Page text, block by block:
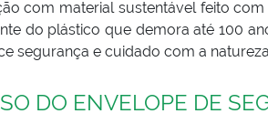
com material sustentável feito
do plástico que demora até 100
segurança e cuidado com a
DO ENVELOPE DE